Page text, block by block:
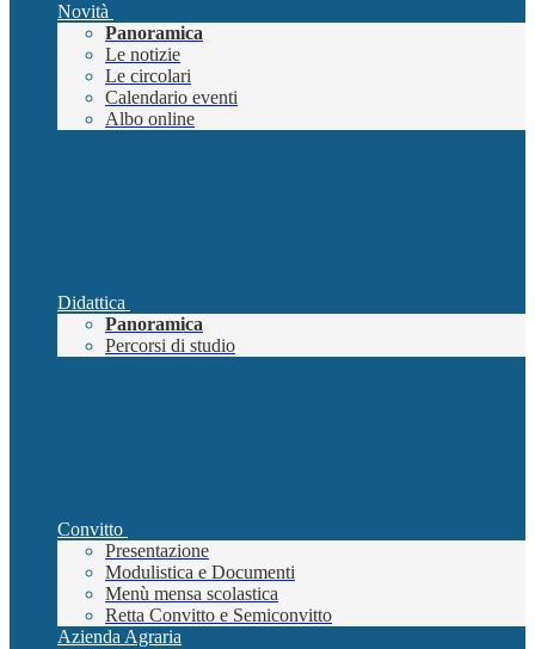
Novità
Panoramica
Le notizie
Le circolari
Calendario eventi
Albo online
Didattica
Panoramica
Percorsi di studio
Convitto
Presentazione
Modulistica e Documenti
Menù mensa scolastica
Retta Convitto e Semiconvitto
Azienda Agraria